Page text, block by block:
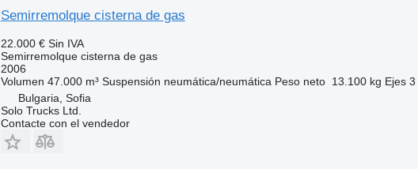
Semirremolque cisterna de gas
22.000 € Sin IVA
Semirremolque cisterna de gas
2006
Volumen 47.000 m³ Suspensión neumática/neumática Peso neto 13.100 kg Ejes 3
Bulgaria, Sofia
Solo Trucks Ltd.
Contacte con el vendedor